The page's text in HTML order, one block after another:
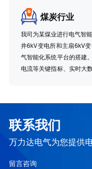
煤炭行业
我司为某煤业进行电气智
井6kV变电所和主扇6kV
气智能化系统平台的搭建
电流等关键指标、实时大
联系我们
万力达电气为您提供
留言咨询